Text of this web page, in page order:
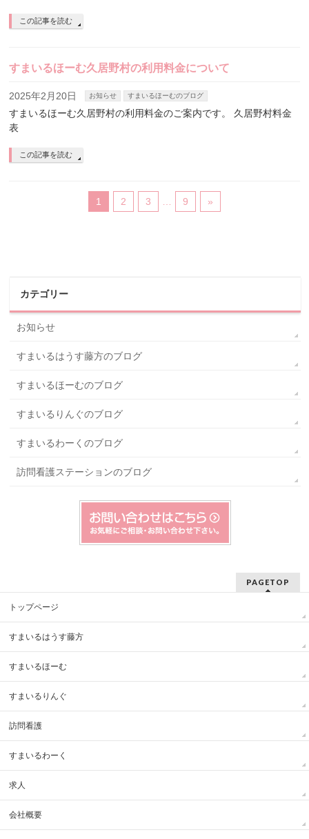
この記事を読む
すまいるほーむ久居野村の利用料金について
2025年2月20日 お知らせ すまいるほーむのブログ
すまいるほーむ久居野村の利用料金のご案内です。 久居野村料金
表
この記事を読む
1 2 3 9 »
カテゴリー
お知らせ
すまいるはうす藤方のブログ
すまいるほーむのブログ
すまいるりんぐのブログ
すまいるわーくのブログ
訪問看護ステーションのブログ
PAGETOP
トップページ
すまいるはうす藤方
すまいるほーむ
すまいるりんぐ
訪問看護
すまいるわーく
求人
会社概要